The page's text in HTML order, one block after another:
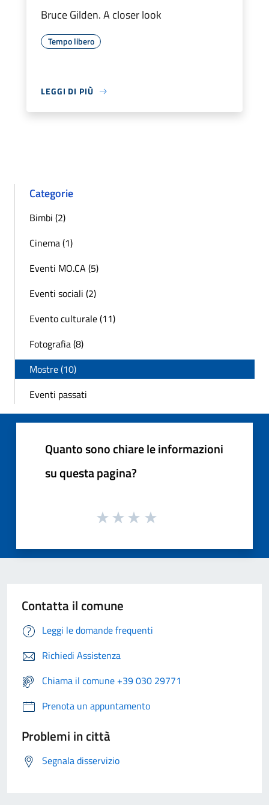
Bruce Gilden. A closer look
Tempo libero
LEGGI DI PIÙ
Categorie
Bimbi (2)
Cinema (1)
Eventi MO.CA (5)
Eventi sociali (2)
Evento culturale (11)
Fotografia (8)
Mostre (10)
Eventi passati
Quanto sono chiare le informazioni
su questa pagina?
Contatta il comune
Leggi le domande frequenti
Richiedi Assistenza
Chiama il comune +39 030 29771
Prenota un appuntamento
Problemi in città
Segnala disservizio